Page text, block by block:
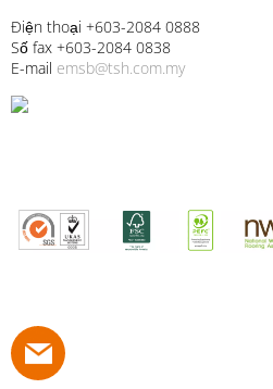
Điện thoại +603-2084 0888
Số fax +603-2084 0838
E-mail emsb@tsh.com.my